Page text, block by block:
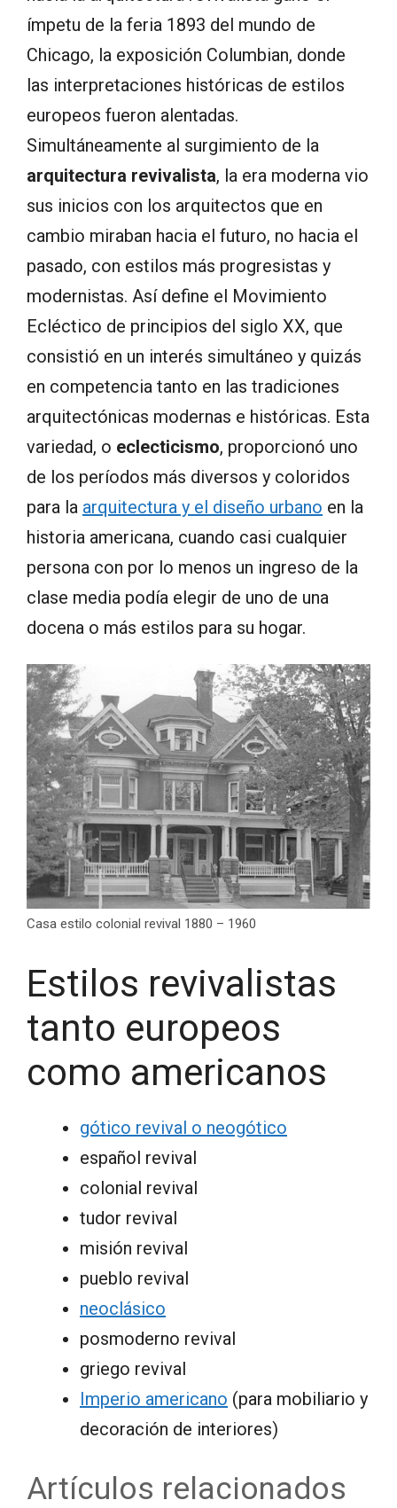
ímpetu de la feria 1893 del mundo de
Chicago, la exposición Columbian, donde
las interpretaciones históricas de estilos
europeos fueron alentadas.
Simultáneamente al surgimiento de la
arquitectura revivalista, la era moderna vio
sus inicios con los arquitectos que en
cambio miraban hacia el futuro, no hacia el
pasado, con estilos más progresistas y
modernistas. Así define el Movimiento
Ecléctico de principios del siglo XX, que
consistió en un interés simultáneo y quizás
en competencia tanto en las tradiciones
arquitectónicas modernas e históricas. Esta
variedad, o eclecticismo, proporcionó uno
de los períodos más diversos y coloridos
para la arquitectura y el diseño urbano en la
historia americana, cuando casi cualquier
persona con por lo menos un ingreso de la
clase media podía elegir de uno de una
docena o más estilos para su hogar.
Casa estilo colonial revival 1880 – 1960
Estilos revivalistas
tanto europeos
como americanos
gótico revival o neogótico
español revival
colonial revival
tudor revival
misión revival
pueblo revival
neoclásico
posmoderno revival
griego revival
Imperio americano (para mobiliario y
decoración de interiores)
Artículos relacionados